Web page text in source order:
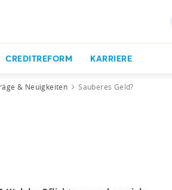
CREDITREFORM KARRIERE
& Neuigkeiten Sauberes Geld?